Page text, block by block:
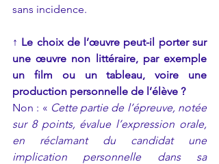
sans incidence.
↑ Le choix de l’œuvre peut-il porter sur
une œuvre non littéraire, par exemple
un film ou un tableau, voire une
production personnelle de l’élève ?
Non : « Cette partie de l’épreuve, notée
sur 8 points, évalue l’expression orale,
en réclamant du candidat une
implication personnelle dans sa